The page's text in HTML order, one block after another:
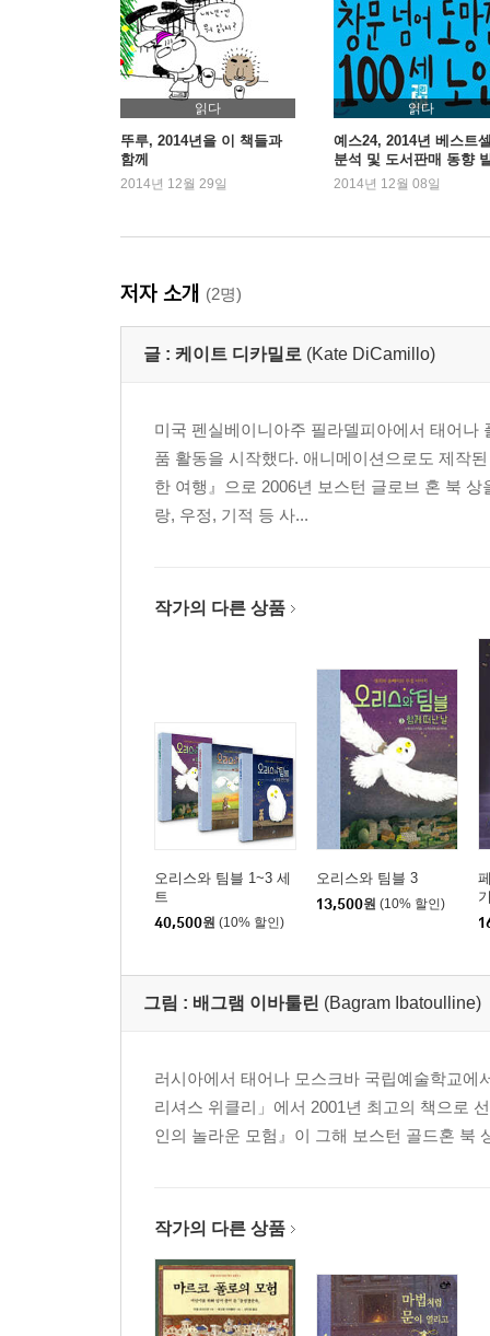
읽다
뚜루, 2014년을 이 책들과
함께
2014년 12월 29일
읽다
예스24, 2014년 베스트
분석 및 도서판매 동향
2014년 12월 08일
저자 소개 (2명)
글 : 케이트 디카밀로 (Kate DiCamillo)
미국 펜실베이니아주 필라델피아에서 태어
품 활동을 시작했다. 애니메이션으로도 제작
한 여행』으로 2006년 보스턴 글로브 혼 북
랑, 우정, 기적 등 사...
작가의 다른 상품
오리스와 팀블 1~3 세
트
40,500원 (10% 할인)
오리스와 팀블 3
13,500원 (10% 할인)
그림 : 배그램 이바툴린 (Bagram Ibatoulline)
러시아에서 태어나 모스크바 국립예술학교
리셔스 위클리」에서 2001년 최고의 책으로
인의 놀라운 모험』이 그해 보스턴 골드혼 북
작가의 다른 상품